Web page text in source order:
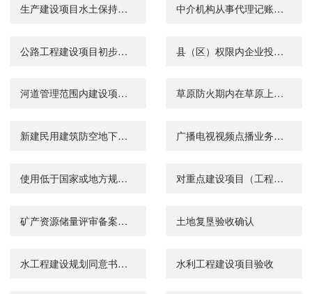
生产建设项目水土保持设施自主验收备案 中介机构从事代理记账业务审批
公路工程建设项目初步设计审批 县（区）权限内企业投资项目备案
河道管理范围内建设项目工程建设方案审批 草原防火期内在草原上进行爆破、勘察和施工等活动审批
新建民用建筑防空地下室同步建设审批 广播电视视频点播业务许可证（乙种）审批
使用低于国家或地方规定标准的农作物种子审批 对重点建设项目（工程）档案的验收
矿产资源储量评审备案（原名称：矿产资源储量评审备案与储量登记核准） 土地复垦验收确认
水工程建设规划同意书审查结果查询 水利工程建设项目验收